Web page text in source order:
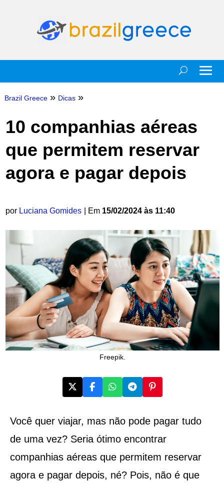
Brazil Greece » Dicas »
10 companhias aéreas
que permitem reservar
agora e pagar depois
por Luciana Gomides | Em 15/02/2024 às 11:40
Freepik.
Você quer viajar, mas não pode pagar tudo
de uma vez? Seria ótimo encontrar
companhias aéreas que permitem reservar
agora e pagar depois, né? Pois, não é que